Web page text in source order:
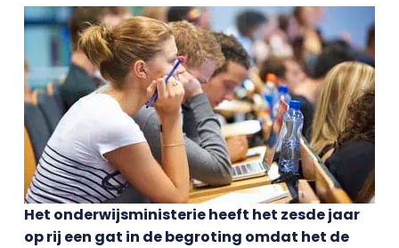
Het onderwijsministerie heeft het zesde jaar
op rij een gat in de begroting omdat het de